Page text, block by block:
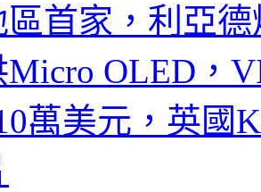
區首家，利亞
Micro OLED，
萬美元，英國